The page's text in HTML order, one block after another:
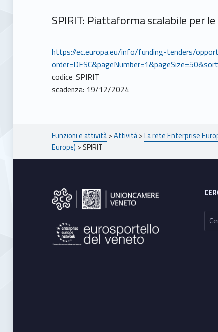
SPIRIT: Piattaforma scalabile per
https://ec.europa.eu/info/funding-tenders/
codice: SPIRIT
scadenza: 19/12/2024
Breadcrumbs navigation
Funzioni e attività>Attività>La rete Enterprise
Europe) > SPIRIT
Footer sidebar
Ricerca per: